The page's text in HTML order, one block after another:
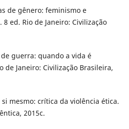
de gênero: feminismo e
ed. Rio de Janeiro: Civilização
de guerra: quando a vida é
de Janeiro: Civilização Brasileira,
si mesmo: crítica da violência ética.
2015c.